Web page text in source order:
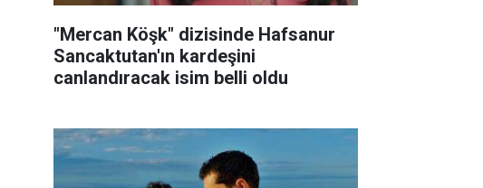
"Mercan Köşk" dizisinde Hafsanur
Sancaktutan'ın kardeşini
canlandıracak isim belli oldu